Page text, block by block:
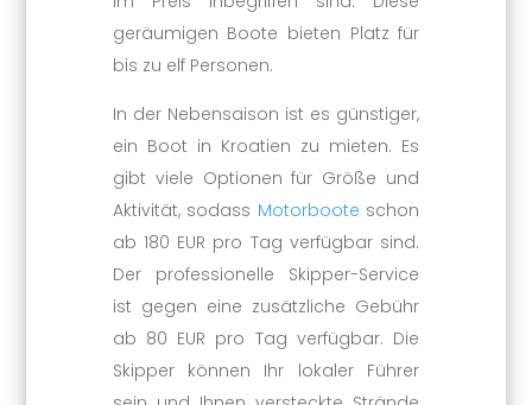
geräumigen Boote bieten Platz für
bis zu elf Personen.
In der Nebensaison ist es günstiger,
ein Boot in Kroatien zu mieten. Es
gibt viele Optionen für Größe und
Aktivität, sodass Motorboote schon
ab 180 EUR pro Tag verfügbar sind.
Der professionelle Skipper-Service
ist gegen eine zusätzliche Gebühr
ab 80 EUR pro Tag verfügbar. Die
Skipper können Ihr lokaler Führer